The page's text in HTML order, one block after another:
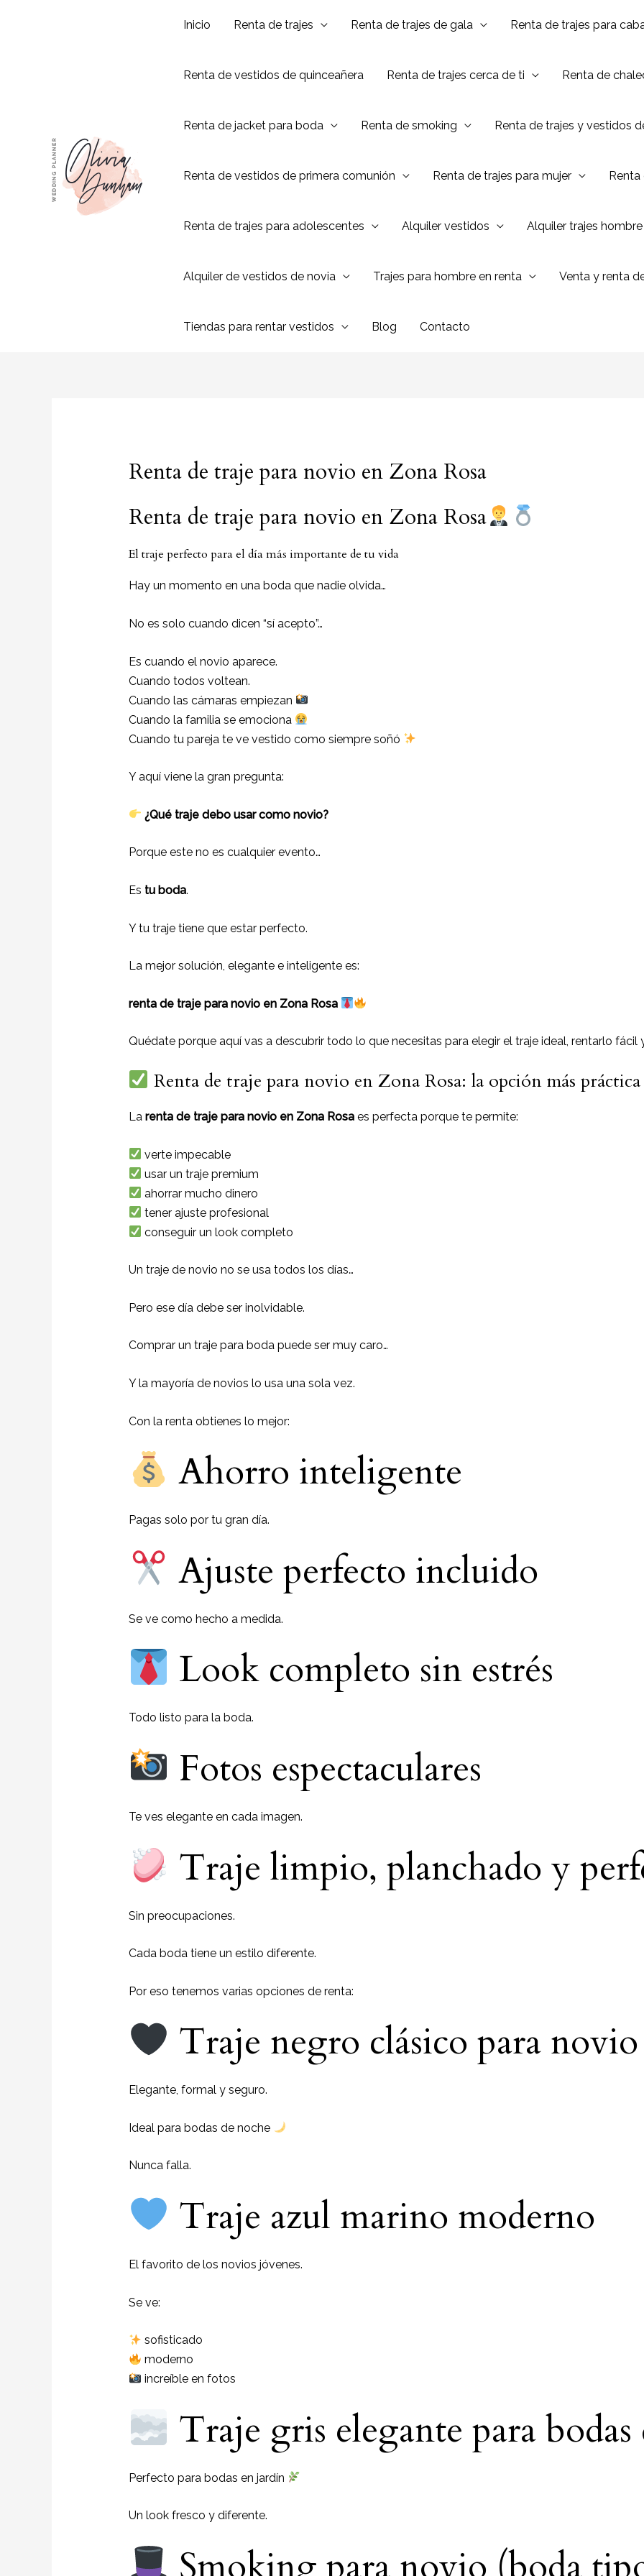
Inicio Renta de trajes Renta de trajes de gala Renta de trajes para
Renta de vestidos de quinceañera Renta de trajes cerca de ti Renta de
Renta de jacket para boda Renta de smoking Renta de trajes y vestidos
Renta de vestidos de primera comunión Renta de trajes para mujer
Renta de trajes para adolescentes Alquiler vestidos Alquiler trajes hombre
Alquiler de vestidos de novia Trajes para hombre en renta Venta y renta
Tiendas para rentar vestidos Blog Contacto
Renta de traje para novio en Zona Rosa
Renta de traje para novio en Zona Rosa
El traje perfecto para el día más importante de tu vida
Hay un momento en una boda que nadie olvida…
No es solo cuando dicen “sí acepto”…
Es cuando el novio aparece.
Cuando todos voltean.
Cuando las cámaras empiezan
Cuando la familia se emociona
Cuando tu pareja te ve vestido como siempre soñó
Y aquí viene la gran pregunta:
¿Qué traje debo usar como novio?
Porque este no es cualquier evento…
Es tu boda.
Y tu traje tiene que estar perfecto.
La mejor solución, elegante e inteligente es:
renta de traje para novio en Zona Rosa
Quédate porque aquí vas a descubrir todo lo que necesitas para elegir el traje ideal, rentarlo
Renta de traje para novio en Zona Rosa: la opción más
La renta de traje para novio en Zona Rosa es perfecta porque te permite:
verte impecable
usar un traje premium
ahorrar mucho dinero
tener ajuste profesional
conseguir un look completo
Un traje de novio no se usa todos los días…
Pero ese día debe ser inolvidable.
Comprar un traje para boda puede ser muy caro…
Y la mayoría de novios lo usa una sola vez.
Con la renta obtienes lo mejor:
Ahorro inteligente
Pagas solo por tu gran día.
Ajuste perfecto incluido
Se ve como hecho a medida.
Look completo sin estrés
Todo listo para la boda.
Fotos espectaculares
Te ves elegante en cada imagen.
Traje limpio, planchado y
Sin preocupaciones.
Cada boda tiene un estilo diferente.
Por eso tenemos varias opciones de renta:
Traje negro clásico para novio
Elegante, formal y seguro.
Ideal para bodas de noche
Nunca falla.
Traje azul marino moderno
El favorito de los novios jóvenes.
Se ve:
sofisticado
moderno
increíble en fotos
Traje gris elegante para bodas
Perfecto para bodas en jardín
Un look fresco y diferente.